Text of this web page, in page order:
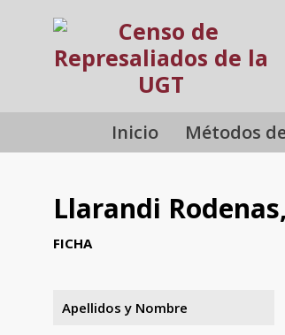
Inicio Métodos
Llarandi
FICHA
Apellidos y Nombre